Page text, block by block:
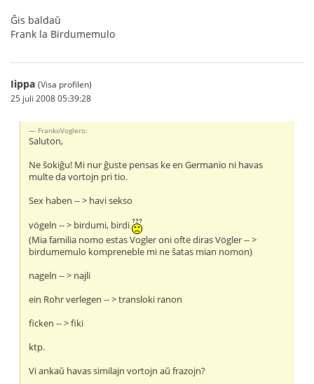
Ĝis baldaŭ
Frank la Birdumemulo
Iippa (Visa profilen)
25 juli 2008 05:39:28
FrankoVoglero:
Saluton,
Ne ŝokiĝu! Mi nur ĝuste pensas ke en Germanio ni havas
multe da vortojn pri tio.
Sex haben -- > havi sekso
vögeln -- > birdumi, birdi
(Mia familia nomo estas Vogler oni ofte diras Vögler -- >
birdumemulo kompreneble mi ne ŝatas mian nomon)
nageln -- > najli
ein Rohr verlegen -- > transloki ranon
ficken -- > fiki
ktp.
Vi ankaŭ havas similajn vortojn aŭ frazojn?